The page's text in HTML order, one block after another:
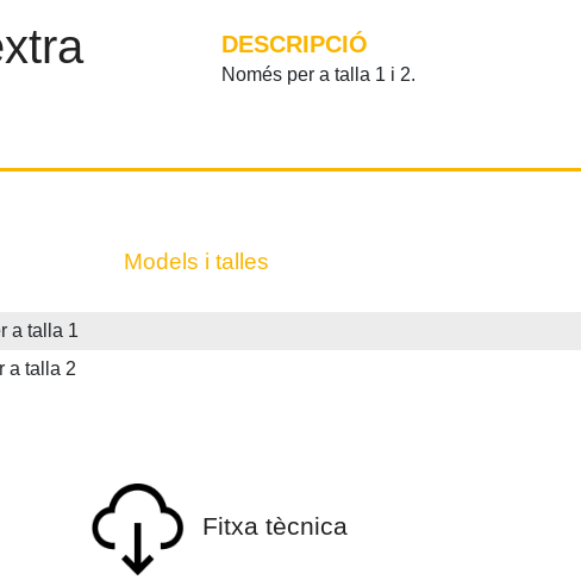
DESCRIPCIÓ
Només per a talla 1 i 2.
Models i talles
a talla 1
talla 2
Fitxa tècnica